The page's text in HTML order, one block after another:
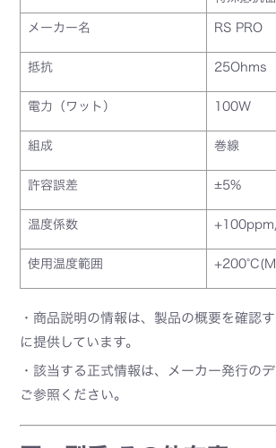
メーカー名 RS PRO
抵抗 25Ohms
電力（ワット） 100W
組成 巻線
許容誤差 ±5%
温度係数
使用温度範囲
・商品説明の情報は、製品の概要を確認
に提供しています。
・該当する正式情報は、メーカー発行の
ご参照ください。